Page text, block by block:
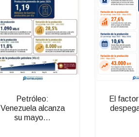
Petróleo:
Venezuela alcanza
su mayo...
El